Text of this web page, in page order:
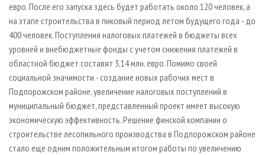
евро. После его запуска здесь будет работать около 120 человек, а
на этапе строительства в пиковый период летом будущего года - до
400 человек. Поступления налоговых платежей в бюджеты всех
уровней и внебюджетные фонды с учетом снижения платежей в
областной бюджет составят 3,14 млн. евро. Помимо своей
социальной значимости - создание новых рабочих мест в
Подпорожском районе, увеличение налоговых поступлений в
муниципальный бюджет, представленный проект имеет высокую
экономическую эффективность. Решение финской компании о
строительстве лесопильного производства в Подпорожском районе
стало еще одним положительным итогом работы по увеличению